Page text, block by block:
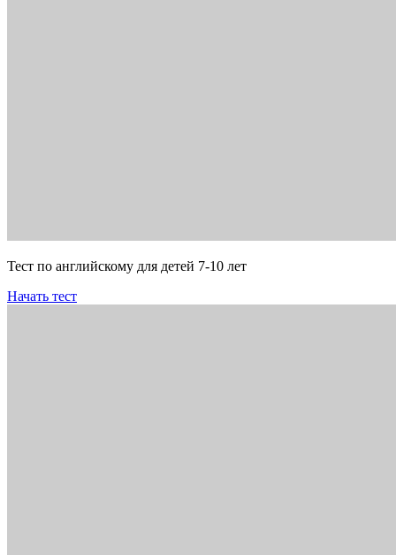
Тест по английскому для детей 7-10 лет
Начать тест